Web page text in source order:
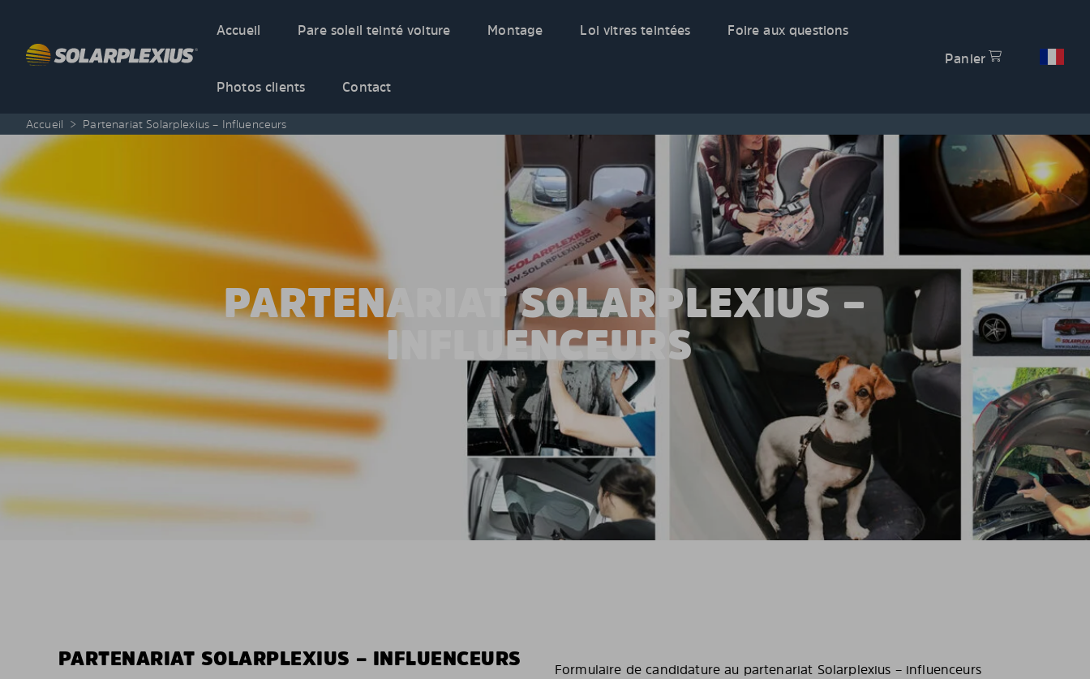
Accueil
Pare soleil teinté voiture Montage Loi vitres teintées Foire aux questions
Photos clients Contact
Panier
Accueil > Partenariat Solarplexius – Influenceurs
PARTENARIAT SOLARPLEXIUS –
INFLUENCEURS
PARTENARIAT SOLARPLEXIUS – INFLUENCEURS
Formulaire de candidature au partenariat Solarplexius – influenceurs